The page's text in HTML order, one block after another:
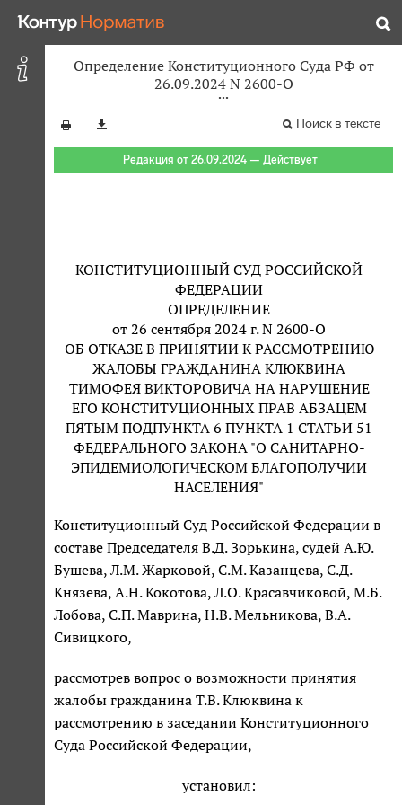
Определение Конституционного Суда РФ от
26.09.2024 N 2600-О
Поиск в тексте
Редакция от 26.09.2024 — Действует
КОНСТИТУЦИОННЫЙ СУД РОССИЙСКОЙ
ФЕДЕРАЦИИ
ОПРЕДЕЛЕНИЕ
от 26 сентября 2024 г. N 2600-О
ОБ ОТКАЗЕ В ПРИНЯТИИ К РАССМОТРЕНИЮ
ЖАЛОБЫ ГРАЖДАНИНА КЛЮКВИНА
ТИМОФЕЯ ВИКТОРОВИЧА НА НАРУШЕНИЕ
ЕГО КОНСТИТУЦИОННЫХ ПРАВ АБЗАЦЕМ
ПЯТЫМ ПОДПУНКТА 6 ПУНКТА 1 СТАТЬИ 51
ФЕДЕРАЛЬНОГО ЗАКОНА "О САНИТАРНО-
ЭПИДЕМИОЛОГИЧЕСКОМ БЛАГОПОЛУЧИИ
НАСЕЛЕНИЯ"
Конституционный Суд Российской Федерации в
составе Председателя В.Д. Зорькина, судей А.Ю.
Бушева, Л.М. Жарковой, С.М. Казанцева, С.Д.
Князева, А.Н. Кокотова, Л.О. Красавчиковой, М.Б.
Лобова, С.П. Маврина, Н.В. Мельникова, В.А.
Сивицкого,
рассмотрев вопрос о возможности принятия
жалобы гражданина Т.В. Клюквина к
рассмотрению в заседании Конституционного
Суда Российской Федерации,
установил: